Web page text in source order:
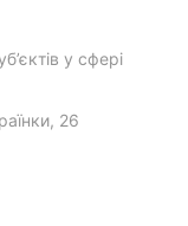
у сфері
26